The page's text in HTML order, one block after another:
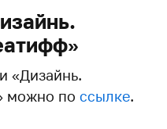
«Дизайнь.
можно по ссылке.